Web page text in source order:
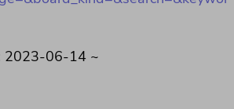
2023-06-14 ~